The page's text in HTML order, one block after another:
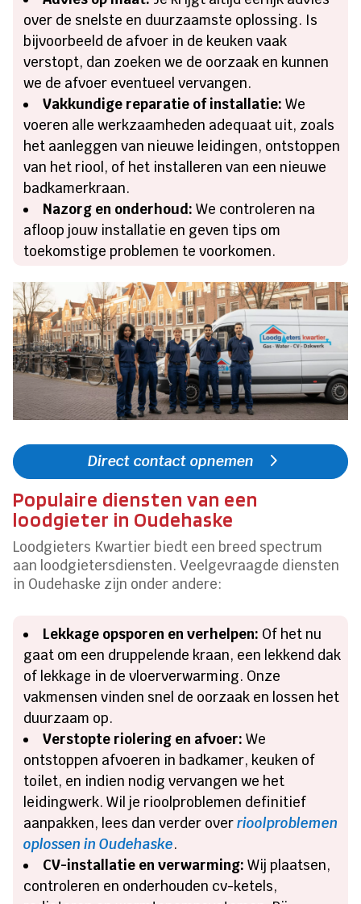
over de snelste en duurzaamste oplossing. Is
bijvoorbeeld de afvoer in de keuken vaak
verstopt, dan zoeken we de oorzaak en kunnen
we de afvoer eventueel vervangen.
Vakkundige reparatie of installatie: We
voeren alle werkzaamheden adequaat uit, zoals
het aanleggen van nieuwe leidingen, ontstoppen
van het riool, of het installeren van een nieuwe
badkamerkraan.
Nazorg en onderhoud: We controleren na
afloop jouw installatie en geven tips om
toekomstige problemen te voorkomen.
Direct contact opnemen
Populaire diensten van een
loodgieter in Oudehaske
Loodgieters Kwartier biedt een breed spectrum
aan loodgietersdiensten. Veelgevraagde diensten
in Oudehaske zijn onder andere:
Lekkage opsporen en verhelpen: Of het nu
gaat om een druppelende kraan, een lekkend dak
of lekkage in de vloerverwarming. Onze
vakmensen vinden snel de oorzaak en lossen het
duurzaam op.
Verstopte riolering en afvoer: We
ontstoppen afvoeren in badkamer, keuken of
toilet, en indien nodig vervangen we het
leidingwerk. Wil je rioolproblemen definitief
aanpakken, lees dan verder overrioolproblemen
oplossen in Oudehaske.
CV-installatie en verwarming: Wij plaatsen,
controleren en onderhouden cv-ketels,